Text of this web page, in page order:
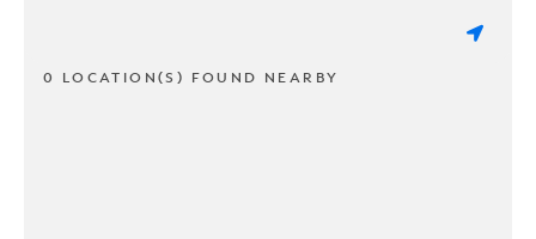
0 LOCATION(S) FOUND NEARBY